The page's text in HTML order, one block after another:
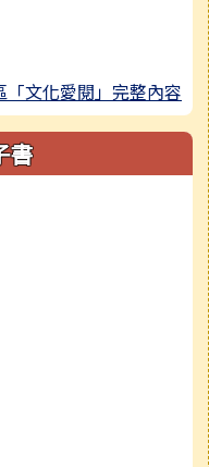
「文化愛閱」完整內容
書